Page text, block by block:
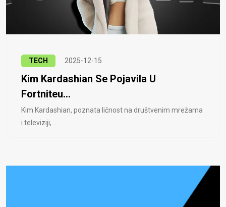
TECH 2025-12-15
Kim Kardashian Se Pojavila U
Fortniteu...
Kim Kardashian, poznata ličnost na društvenim mrežama
i televiziji, ..